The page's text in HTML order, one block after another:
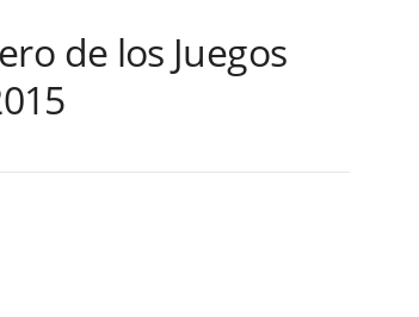
de los Juegos